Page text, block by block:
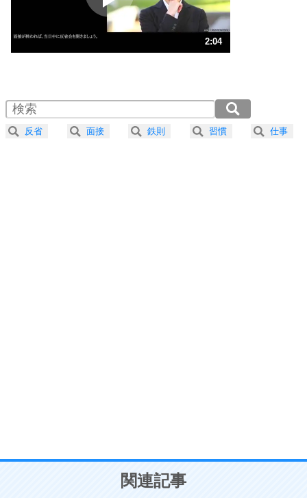
ストレス対策
人生、なんとかなるもの。
気楽に生きる30の方法
4 器の大きい人は、怒りを優しさで表現する。
プラス思考
ことが大切。
2:04
2.0倍速 （243KB 1分2秒）
2.5倍速 （195KB 49秒）
3.0倍速 （162KB 41秒）
反省 面接 鉄則 習慣 仕事
関連記事